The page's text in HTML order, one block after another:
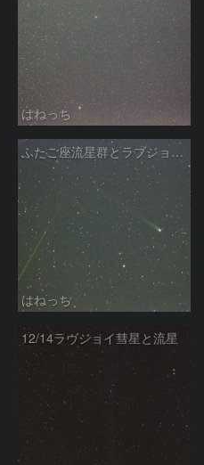
はねっち
ふたご座流星群とラブジョイ彗星とM13
はねっち
12/14ラヴジョイ彗星と流星